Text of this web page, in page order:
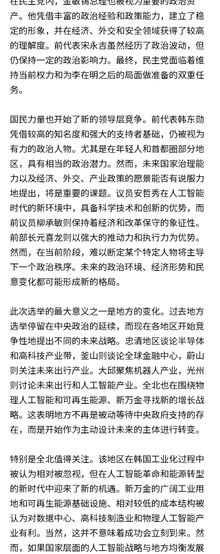
产。他凭借丰富的政治经验和政策能力，建立了稳
定的形象，并在经济、外交和安全领域获得了较高
的理解度。前代表宋永吉虽然经历了政治波动，但
仍保持一定的政治影响力。最终，民主党面临着维
持当前权力和为李在明之后的局面做准备的双重任
务。
国民力量也开始了新的领导层竞争。前代表韩东勋
凭借较高的知名度和强大的支持者基础，仍被视为
有力的政治人物。尤其是在年轻人和首都圈部分地
区，具有相当的政治潜力。然而，未来国家治理能
力以及经济、外交、产业政策的愿景能否有说服力
地提出，将是重要的课题。议员安哲秀在人工智能
时代的新环境中，具备科学技术和创新的优势，而
前议员柳承敏则保持着经济和改革保守的象征性。
前部长元喜龙则以强大的推动力和执行力为优势。
然而，在当前阶段，难以断定某个特定人物将主导
下一个政治秩序。未来的政治环境、经济形势和民
意变化都可能形成新的格局。
此次选举的最大意义之一是地方的变化。过去地方
选举停留在中央政治的延续，而现在各地区开始竞
争性地提出不同的未来战略。忠清地区谈论半导体
和高科技产业带，釜山则谈论全球金融中心，蔚山
则关注未来出行产业。大邱聚焦机器人产业，光州
则讨论未来出行和人工智能产业。全北也在围绕物
理人工智能和可再生能源、新万金寻找新的增长战
略。这表明地方不再是被动等待中央政府支持的存
在，而是开始作为主动设计未来的主体进行转变。
特别是全北值得关注。该地区在韩国工业化过程中
被认为相对被忽视，但在人工智能革命和能源转型
的新时代中迎来了新的机遇。新万金的广阔工业用
地和可再生能源基础设施、相对较低的成本结构被
认为对数据中心、高科技制造业和物理人工智能产
业有利。当然，这并不意味着成功会立刻到来。然
而，如果国家层面的人工智能战略与地方均衡发展